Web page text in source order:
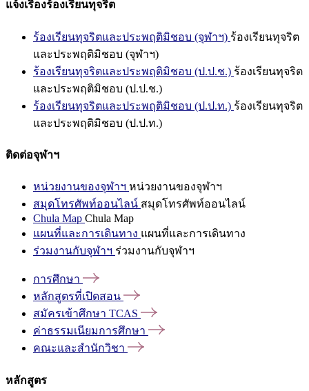
แจ้งเรื่องร้องเรียนทุจริต
ร้องเรียนทุจริตและประพฤติมิชอบ (จุฬาฯ) ร้องเรียนทุจริต
และประพฤติมิชอบ (จุฬาฯ)
ร้องเรียนทุจริตและประพฤติมิชอบ (ป.ป.ช.) ร้องเรียนทุจริต
และประพฤติมิชอบ (ป.ป.ช.)
ร้องเรียนทุจริตและประพฤติมิชอบ (ป.ป.ท.) ร้องเรียนทุจริต
และประพฤติมิชอบ (ป.ป.ท.)
ติดต่อจุฬาฯ
หน่วยงานของจุฬาฯ หน่วยงานของจุฬาฯ
สมุดโทรศัพท์ออนไลน์ สมุดโทรศัพท์ออนไลน์
Chula Map Chula Map
แผนที่และการเดินทาง แผนที่และการเดินทาง
ร่วมงานกับจุฬาฯ ร่วมงานกับจุฬาฯ
การศึกษา
หลักสูตรที่เปิดสอน
สมัครเข้าศึกษา TCAS
ค่าธรรมเนียมการศึกษา
คณะและสำนักวิชา
หลักสูตร